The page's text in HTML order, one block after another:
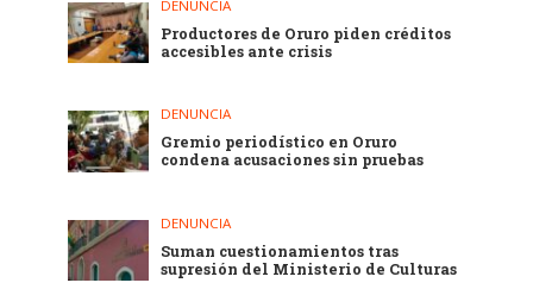
DENUNCIA
Productores de Oruro piden créditos
accesibles ante crisis
DENUNCIA
Gremio periodístico en Oruro
condena acusaciones sin pruebas
DENUNCIA
Suman cuestionamientos tras
supresión del Ministerio de Culturas